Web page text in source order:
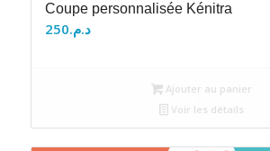
Coupe personnalisée Kénitra
د.م.250
Ajouter au panier
Voir les détails